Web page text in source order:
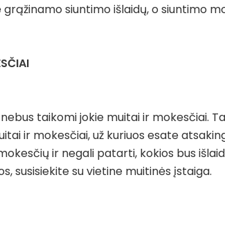
siuntimo išlaidų, o siuntimo
taikomi jokie muitai ir mokesčiai.
ir mokesčiai, už kuriuos esate
ir negali patarti, kokios bus
susisiekite su vietine muitinės įstaiga.